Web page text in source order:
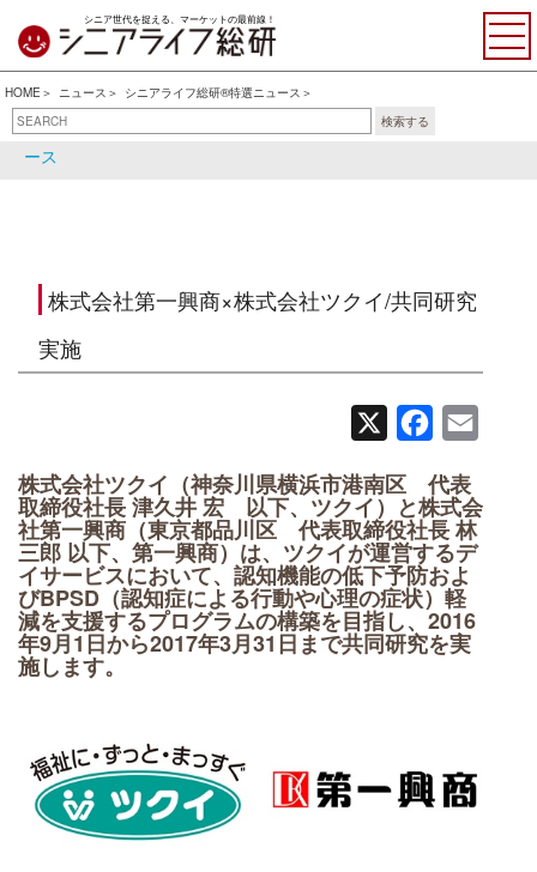
シニア世代を捉える、マーケットの最前線！
HOME ニュース
シニアライフ総研®特選ニュース
検索する
シニアライフ総研®特選ニュ
ース
シニア関連ニュース
株式会社第一興商×株式会社ツクイ/共同研究
実施
Facebook
株式会社ツクイ（神奈川県横浜市港南区 代表
取締役社長 津久井 宏 以下、ツクイ）と株式会
社第一興商（東京都品川区 代表取締役社長 林
三郎 以下、第一興商）は、ツクイが運営するデ
イサービスにおいて、認知機能の低下予防およ
びBPSD（認知症による行動や心理の症状）軽
減を支援するプログラムの構築を目指し、2016
年9月1日から2017年3月31日まで共同研究を実
施します。